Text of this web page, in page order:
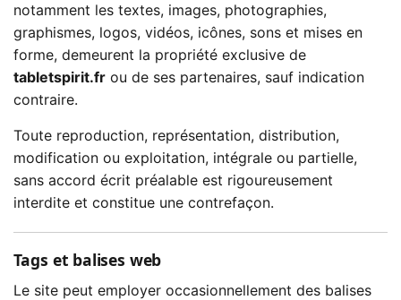
notamment les textes, images, photographies,
graphismes, logos, vidéos, icônes, sons et mises en
forme, demeurent la propriété exclusive de
tabletspirit.frou de ses partenaires, sauf indication
contraire.
Toute reproduction, représentation, distribution,
modification ou exploitation, intégrale ou partielle,
sans accord écrit préalable est rigoureusement
interdite et constitue une contrefaçon.
Tags et balises web
Le site peut employer occasionnellement des balises